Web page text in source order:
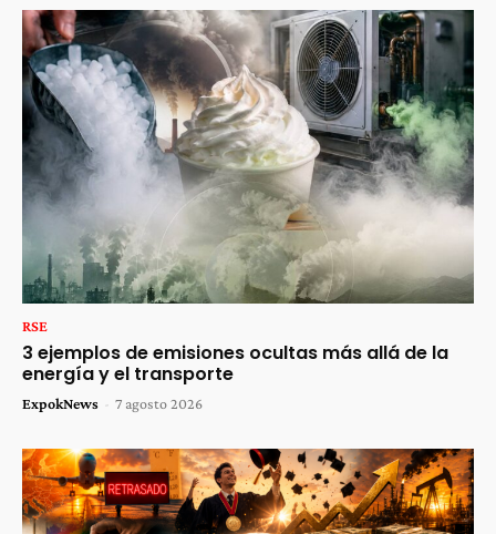
RSE
3 ejemplos de emisiones ocultas más allá de la
energía y el transporte
ExpokNews - 7 agosto 2026